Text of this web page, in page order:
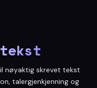
nøyaktig skrevet tekst
talergjenkjenning og